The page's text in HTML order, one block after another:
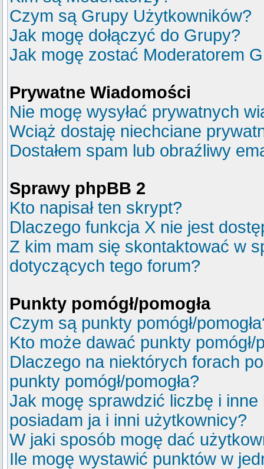
Czym są Grupy Użytkowników?
Jak mogę dołączyć do Grupy?
Jak mogę zostać Moderatorem
Prywatne Wiadomości
Nie mogę wysyłać prywatnych
Wciąż dostaję niechciane
Dostałem spam lub obraźliwy
Sprawy phpBB 2
Kto napisał ten skrypt?
Dlaczego funkcja X nie jest
Z kim mam się skontaktować w
dotyczących tego forum?
Punkty pomógł/pomogła
Czym są punkty pomógł/
Kto może dawać punkty pomógł/
Dlaczego na niektórych forach
punkty pomógł/pomogła?
Jak mogę sprawdzić liczbę i
posiadam ja i inni użytkownicy?
W jaki sposób mogę dać
Ile mogę wystawić punktów w